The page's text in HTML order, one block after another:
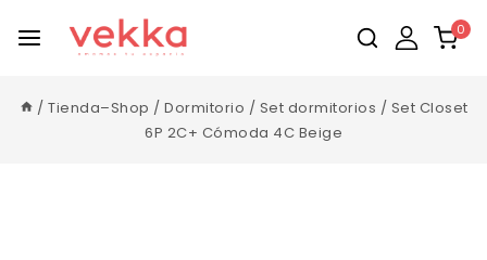
0
/ Tienda–Shop / Dormitorio / Set dormitorios / Set Closet
6P 2C+ Cómoda 4C Beige